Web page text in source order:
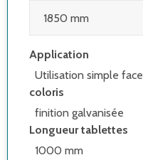
Application
Utilisation simple face
coloris
finition galvanisée
Longueur tablettes
1000 mm